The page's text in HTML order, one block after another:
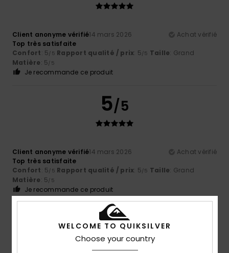
Client anonyme vérifié14 mars 2026
Achat vérifié
Top très satisfaite
Confort: 5/5 Rapport qualité / prix: 5/5 Taille: Grand
Matière: 5/5
Je recommande ce produit
5/5
Client anonyme vérifié14 mars 2026
Achat vérifié
Top très satisfaite
Confort: 5/5 Rapport qualité / prix: 5/5 Taille: Grand
Matière: 5/5
Je recommande ce produit
5/5
WELCOME TO QUIKSILVER
Choose your country